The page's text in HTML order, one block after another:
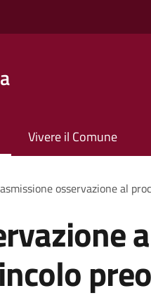
Vivere il Comune
osservazione al